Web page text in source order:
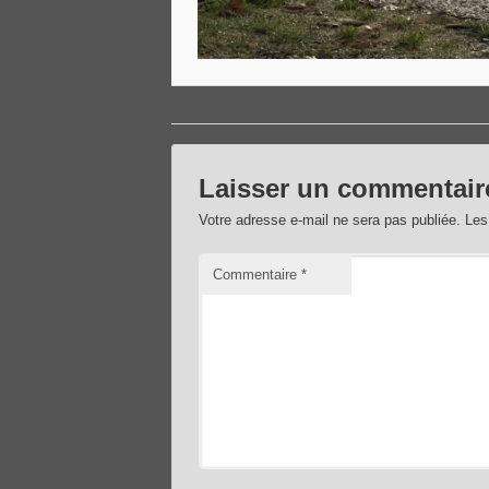
Laisser un
Votre adresse e-mail ne sera pas publiée.
Commentaire*